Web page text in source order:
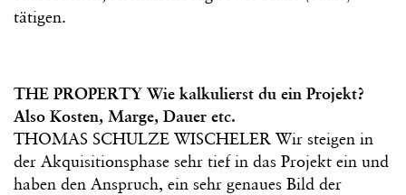
tätigen.
THE PROPERTY Wie kalkulierst du ein Projekt?
Also Kosten, Marge, Dauer etc.
THOMAS SCHULZE WISCHELER Wir steigen in
der Akquisitionsphase sehr tief in das Projekt ein und
haben den Anspruch, ein sehr genaues Bild der